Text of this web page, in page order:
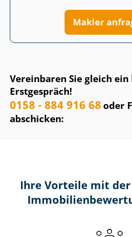
Vereinbaren Sie gleich
Erstgespräch!
0158 - 884 916 68oder
abschicken:
Makler
Ihre Vorteile mit